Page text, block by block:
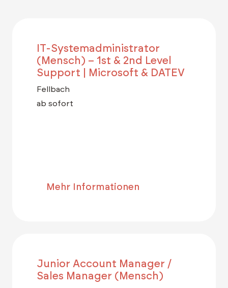
IT-Systemadministrator
(Mensch) – 1st & 2nd Level
Support | Microsoft & DATEV
Fellbach
ab sofort
Mehr Informationen
Junior Account Manager /
Sales Manager (Mensch)